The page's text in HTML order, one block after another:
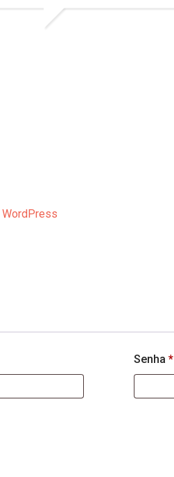
WordPress
Senha*